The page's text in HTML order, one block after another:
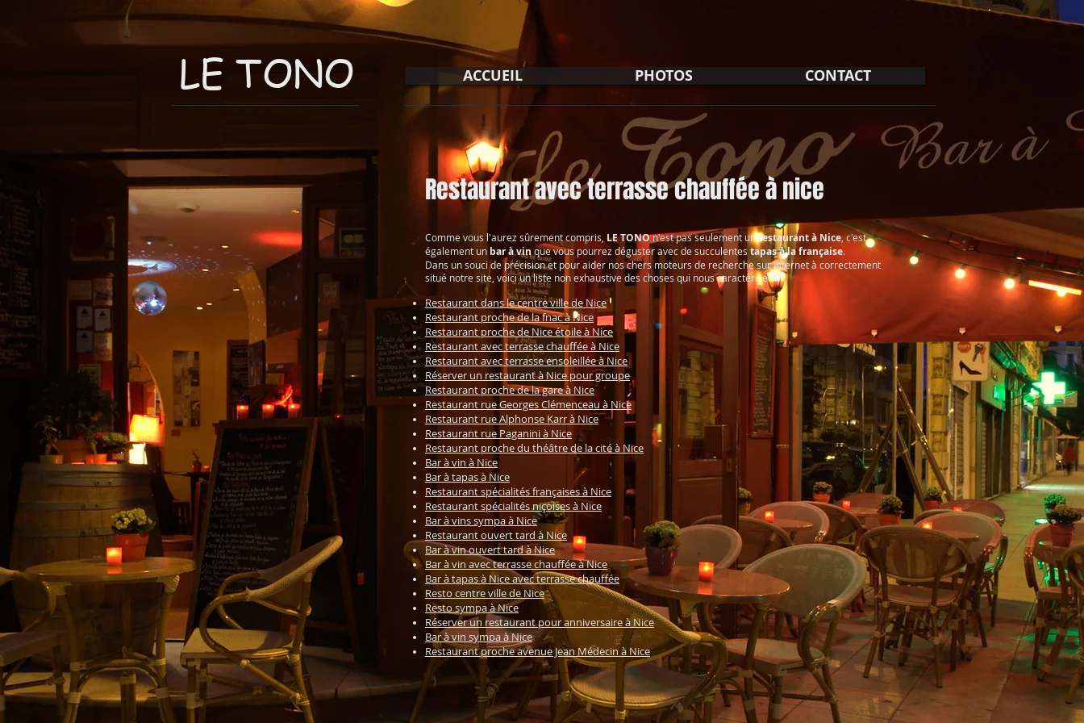
LE TONO ACCUEIL PHOTOS CONTACT
Restaurant avec terrasse chauffée à nice
Comme vous l'aurez sûrement compris, LE TONOn'est pas seulement unrestaurant à Nice, c'est
également un bar à vinque vous pourrez déguster avec de succulentestapas à la française.
Dans un souci de précision et pour aider nos chers moteurs de recherche sur Internet à correctement
situé notre site, voici un liste non exhaustive des choses qui nous caractérisent.
Restaurant dans le centre ville de Nice
Restaurant proche de la fnac à Nice
Restaurant proche de Nice étoile à Nice
Restaurant avec terrasse chauffée à Nice
Restaurant avec terrasse ensoleillée à Nice
Réserver un restaurant à Nice pour groupe
Restaurant proche de la gare à Nice
Restaurant rue Georges Clémenceau à Nice
Restaurant rue Alphonse Karr à Nice
Restaurant rue Paganini à Nice
Restaurant proche du théâtre de la cité à Nice
Bar à vin à Nice
Bar à tapas à Nice
Restaurant spécialités françaises à Nice
Restaurant spécialités niçoises à Nice
Bar à vins sympa à Nice
Restaurant ouvert tard à Nice
Bar à vin ouvert tard à Nice
Bar à vin avec terrasse chauffée à Nice
Bar à tapas à Nice avec terrasse chauffée
Resto centre ville de Nice
Resto sympa à Nice
Réserver un restaurant pour anniversaire à Nice
Bar à vin sympa à Nice
Restaurant proche avenue Jean Médecin à Nice